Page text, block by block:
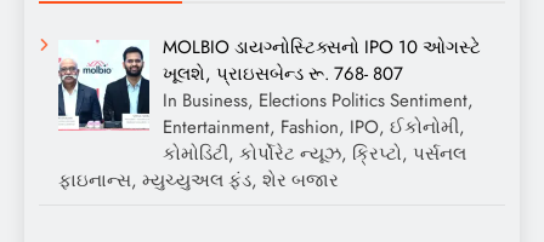
MOLBIO ડાયગ્નોસ્ટિક્સનો IPO 10 ઓગસ્ટે
ખૂલશે, પ્રાઇસબેન્ડ રૂ. 768- 807
In Business, Elections Politics Sentiment,
Entertainment, Fashion, IPO, ઈકોનોમી,
કોમોડિટી, કોર્પોરેટ ન્યૂઝ, ક્રિપ્ટો, પર્સનલ
ફાઇનાન્સ, મ્યુચ્યુઅલ ફંડ, શેર બજાર